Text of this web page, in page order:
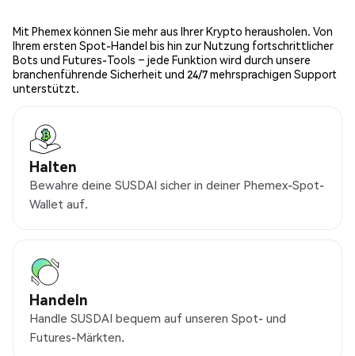
Mit Phemex können Sie mehr aus Ihrer Krypto herausholen. Von
Ihrem ersten Spot-Handel bis hin zur Nutzung fortschrittlicher
Bots und Futures-Tools – jede Funktion wird durch unsere
branchenführende Sicherheit und 24/7 mehrsprachigen Support
unterstützt.
Halten
Bewahre deine SUSDAI sicher in deiner Phemex-Spot-
Wallet auf.
Handeln
Handle SUSDAI bequem auf unseren Spot- und
Futures-Märkten.